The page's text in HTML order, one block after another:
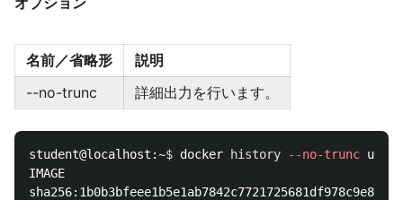
名前／省略形
説明
--no-trunc
詳細出力を行います。
student@localhost:~$ docker history --no-trunc
IMAGE